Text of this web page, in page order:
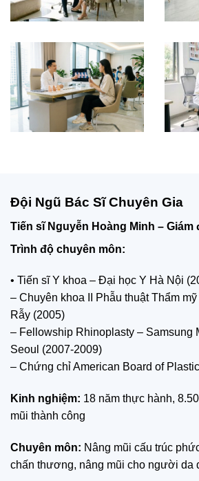
Đội Ngũ Bác Sĩ Chuyên Gia
Tiến sĩ Nguyễn Hoàng Minh – Giám
Trình độ chuyên môn:
• Tiến sĩ Y khoa – Đại học Y Hà Nội
– Chuyên khoa II Phẫu thuật Thẩm
Rẫy (2005)
– Fellowship Rhinoplasty – Samsung
Seoul (2007-2009)
– Chứng chỉ American Board of
Kinh nghiệm: 18 năm thực hành,
mũi thành công
Chuyên môn: Nâng mũi cấu trúc
chấn thương, nâng mũi cho người da